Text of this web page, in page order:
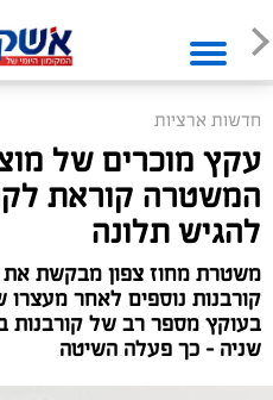
חדשות ארציות
עקץ מוכרים של
המשטרה קוראת
להגיש תלונה
משטרת מחוז צפון מבקשת את
קורבנות נוספים לאחר
בעוקץ מספר רב של קורבנות
שניה - כך פעלה השיטה